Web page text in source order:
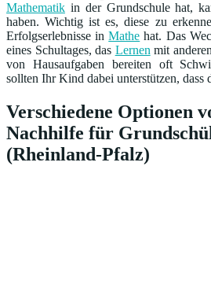
Mathematik in der Grundschule hat,
haben. Wichtig ist es, diese zu
Erfolgserlebnisse inMathe hat. Das
eines Schultages, das Lernen mit
von Hausaufgaben bereiten oft
sollten Ihr Kind dabei unterstützen, dass
Verschiedene Optionen
Nachhilfe für
(Rheinland-Pfalz)